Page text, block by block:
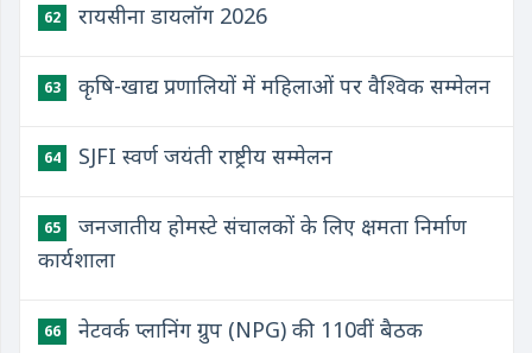
62 रायसीना डायलॉग 2026
63 कृषि-खाद्य प्रणालियों में महिलाओं पर वैश्विक सम्मेलन
64 SJFI स्वर्ण जयंती राष्ट्रीय सम्मेलन
65
जनजातीय होमस्टे संचालकों के लिए क्षमता निर्माण
कार्यशाला
66 नेटवर्क प्लानिंग ग्रुप (NPG) की 110वीं बैठक